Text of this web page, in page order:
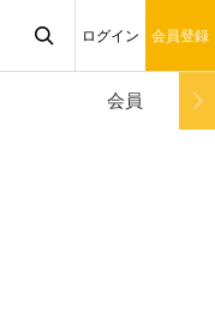
ログイン 会員登録
会員